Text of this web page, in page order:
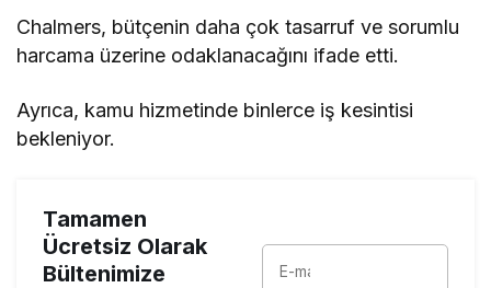
Chalmers, bütçenin daha çok tasarruf ve sorumlu
harcama üzerine odaklanacağını ifade etti.
Ayrıca, kamu hizmetinde binlerce iş kesintisi
bekleniyor.
Tamamen
Ücretsiz Olarak
Bültenimize